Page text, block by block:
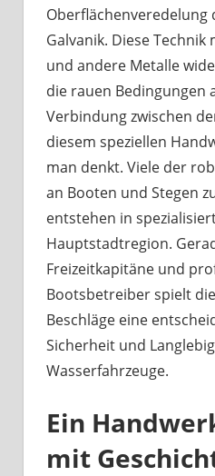
Oberflächenveredelung
Galvanik. Diese
und andere Metalle
die rauen Bedingungen
Verbindung zwischen
diesem speziellen
man denkt. Viele der
an Booten und Stegen
entstehen in
Hauptstadtregion.
Freizeitkapitäne und
Bootsbetreiber spielt
Beschläge eine
Sicherheit und
Wasserfahrzeuge.
Ein
mit